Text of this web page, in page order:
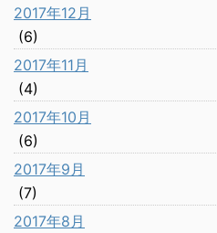
2017年12月
(6)
2017年11月
(4)
2017年10月
(6)
2017年9月
(7)
2017年8月